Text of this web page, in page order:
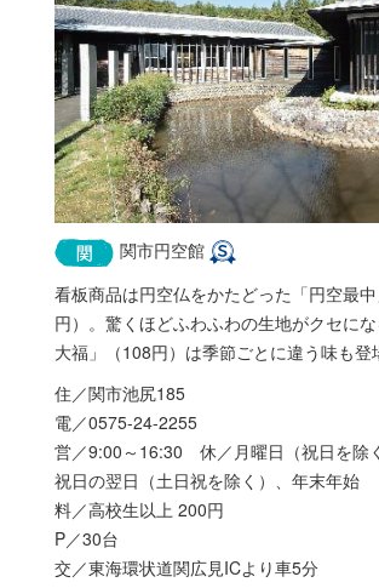
関市円空館
看板商品は円空仏をかたどった「円空最
円）。驚くほどふわふわの生地がクセに
大福」（108円）は季節ごとに違う味も登
住／関市池尻185
電／0575-24-2255
営／9:00～16:30 休／月曜日（祝日を除く
祝日の翌日（土日祝を除く）、年末年始
料／高校生以上 200円
P／30台
交／東海環状道関広見ICより車5分